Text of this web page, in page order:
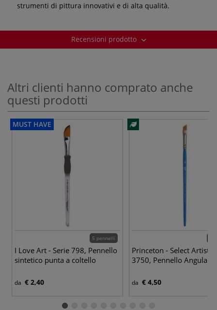
strumenti di pittura innovativi e di alta qualità.
Recensioni prodotto
Altri clienti hanno comprato anche
questi prodotti
MUST HAVE
5 pennelli
I Love Art - Serie 798, Pennello
sintetico punta a coltello
da € 2,40
Princeton - Select Artiste,
3750, Pennello Angular
da € 4,50